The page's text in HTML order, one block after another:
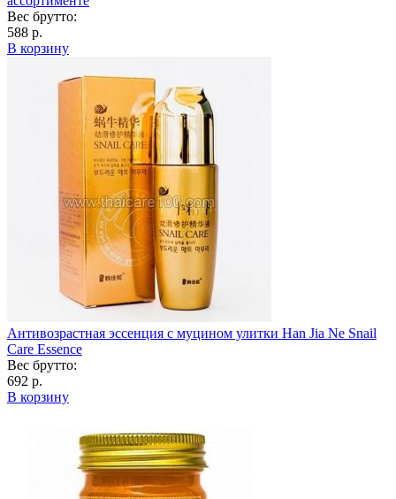
Вес брутто:
588 р.
В корзину
Антивозрастная эссенция с муцином улитки Han Jia Ne Snail
Care Essence
Вес брутто:
692 р.
В корзину